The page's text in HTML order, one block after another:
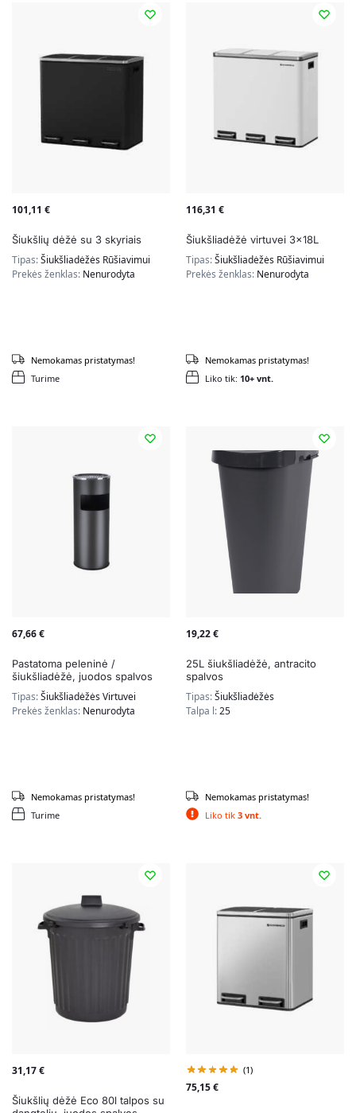
101,11 €
Šiukšlių dėžė su 3 skyriais
Tipas:Šiukšliadėžės Rūšiavimui
Prekės ženklas: Nenurodyta
Turime
Nemokamas pristatymas!
116,31 €
Šiukšliadėžė virtuvei 3x18L
Tipas:Šiukšliadėžės Rūšiavimui
Prekės ženklas: Nenurodyta
Liko tik: 10+ vnt.
Nemokamas pristatymas!
67,66€
Pastatoma peleninė /
šiukšliadėžė, juodos spalvos
Tipas:Šiukšliadėžės Virtuvei
Prekės ženklas: Nenurodyta
Turime
Nemokamas pristatymas!
19,22€
25L šiukšliadėžė, antracito
spalvos
Tipas:Šiukšliadėžės
Talpa l:25
Liko tik 3 vnt.
Nemokamas pristatymas!
31,17€
Šiukšlių dėžė Eco 80l talpos su
(1)
75,15€